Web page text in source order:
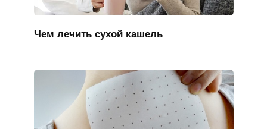
Чем лечить сухой кашель